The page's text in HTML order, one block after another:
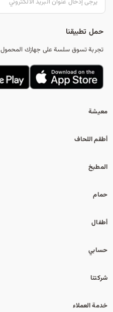
حمل تطبيقنا
تجربة تسوق سلسة على جهازك المحمول.
معيشة
أطقم اللحاف
المطبخ
حمام
أطفال
حسابي
شركتنا
خدمة العملاء